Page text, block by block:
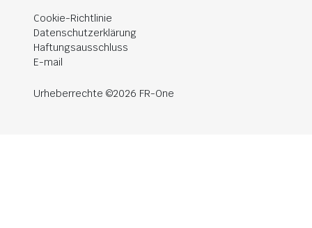
Cookie-Richtlinie
Datenschutzerklärung
Haftungsausschluss
E-mail
Urheberrechte ©2026 FR-One